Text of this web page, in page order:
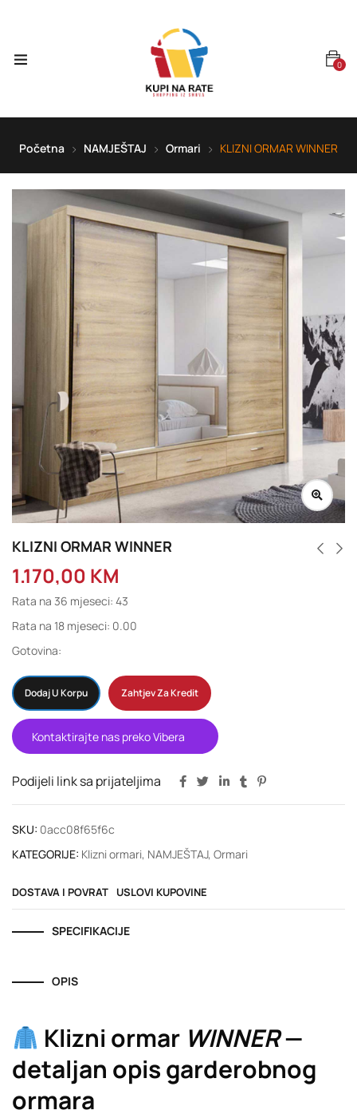
0
Početna NAMJEŠTAJ Ormari KLIZNI ORMAR WINNER
KLIZNI ORMAR WINNER
1.170,00 KM
Rata na 36 mjeseci: 43
Rata na 18 mjeseci: 0.00
Gotovina:
Dodaj U Korpu Zahtjev Za Kredit
Kontaktirajte nas preko Vibera
Podijeli link sa prijateljima
SKU: 0acc08f65f6c
KATEGORIJE: Klizni ormari, NAMJEŠTAJ, Ormari
DOSTAVA I POVRAT USLOVI KUPOVINE
SPECIFIKACIJE
OPIS
Klizni ormar WINNER—
detaljan opis garderobnog
ormara